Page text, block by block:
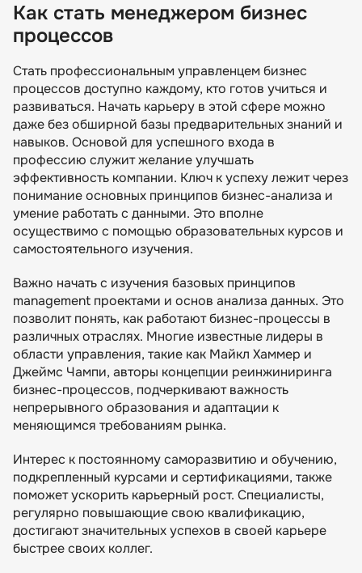
Как стать менеджером бизнес
процессов
Стать профессиональным управленцем бизнес
процессов доступно каждому, кто готов учиться и
развиваться. Начать карьеру в этой сфере можно
даже без обширной базы предварительных знаний и
навыков. Основой для успешного входа в
профессию служит желание улучшать
эффективность компании. Ключ к успеху лежит через
понимание основных принципов бизнес-анализа и
умение работать с данными. Это вполне
осуществимо с помощью образовательных курсов и
самостоятельного изучения.
Важно начать с изучения базовых принципов
management проектами и основ анализа данных. Это
позволит понять, как работают бизнес-процессы в
различных отраслях. Многие известные лидеры в
области управления, такие как Майкл Хаммер и
Джеймс Чампи, авторы концепции реинжиниринга
бизнес-процессов, подчеркивают важность
непрерывного образования и адаптации к
меняющимся требованиям рынка.
Интерес к постоянному саморазвитию и обучению,
подкрепленный курсами и сертификациями, также
поможет ускорить карьерный рост. Специалисты,
регулярно повышающие свою квалификацию,
достигают значительных успехов в своей карьере
быстрее своих коллег.